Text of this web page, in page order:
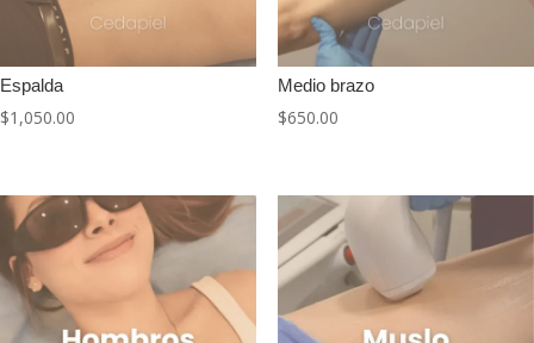
Espalda
$1,050.00
Medio brazo
$650.00